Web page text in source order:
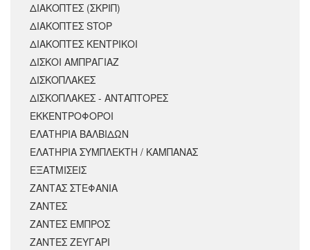
ΔΙΑΚΟΠΤΕΣ (ΣΚΡΙΠ)
ΔΙΑΚΟΠΤΕΣ STOP
ΔΙΑΚΟΠΤΕΣ ΚΕΝΤΡΙΚΟΙ
ΔΙΣΚΟΙ ΑΜΠΡΑΓΙΑΖ
ΔΙΣΚΟΠΛΑΚΕΣ
ΔΙΣΚΟΠΛΑΚΕΣ - ΑΝΤΑΠΤΟΡΕΣ
ΕΚΚΕΝΤΡΟΦΟΡΟΙ
ΕΛΑΤΗΡΙΑ ΒΑΛΒΙΔΩΝ
ΕΛΑΤΗΡΙΑ ΣΥΜΠΛΕΚΤΗ / ΚΑΜΠΑΝΑΣ
ΕΞΑΤΜΙΣΕΙΣ
ΖΑΝΤΑΣ ΣΤΕΦΑΝΙΑ
ΖΑΝΤΕΣ
ΖΑΝΤΕΣ ΕΜΠΡΟΣ
ΖΑΝΤΕΣ ΖΕΥΓΑΡΙ